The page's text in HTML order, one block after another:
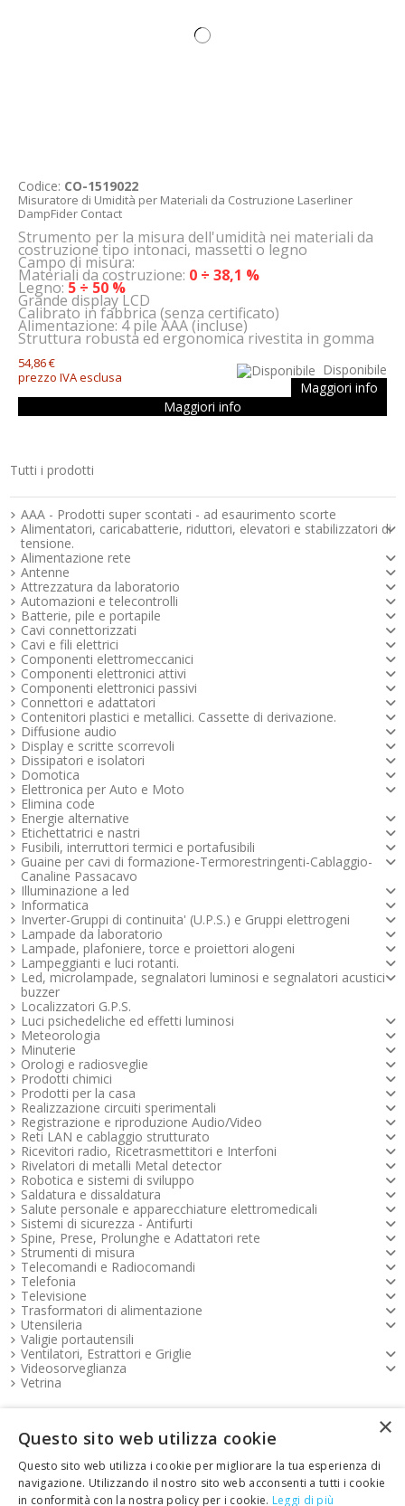
Codice: CO-1519022
Misuratore di Umidità per Materiali da Costruzione Laserliner
DampFider Contact
Strumento per la misura dell'umidità nei materiali da
costruzione tipo intonaci, massetti o legno
Campo di misura:
Materiali da costruzione: 0 ÷ 38,1 %
Legno:5 ÷ 50 %
Grande display LCD
Calibrato in fabbrica (senza certificato)
Alimentazione: 4 pile AAA (incluse)
Struttura robusta ed ergonomica rivestita in gomma
54,86 €
prezzo IVA esclusa
Disponibile
Maggiori info
Maggiori info
Tutti i prodotti
AAA - Prodotti super scontati - ad esaurimento scorte
Alimentatori, caricabatterie, riduttori, elevatori e stabilizzatori di
tensione.
Alimentazione rete
Antenne
Attrezzatura da laboratorio
Automazioni e telecontrolli
Batterie, pile e portapile
Cavi connettorizzati
Cavi e fili elettrici
Componenti elettromeccanici
Componenti elettronici attivi
Componenti elettronici passivi
Connettori e adattatori
Contenitori plastici e metallici. Cassette di derivazione.
Diffusione audio
Display e scritte scorrevoli
Dissipatori e isolatori
Domotica
Elettronica per Auto e Moto
Elimina code
Energie alternative
Etichettatrici e nastri
Fusibili, interruttori termici e portafusibili
Guaine per cavi di formazione-Termorestringenti-Cablaggio-
Canaline Passacavo
Illuminazione a led
Informatica
Inverter-Gruppi di continuita' (U.P.S.) e Gruppi elettrogeni
Lampade da laboratorio
Lampade, plafoniere, torce e proiettori alogeni
Lampeggianti e luci rotanti.
Led, microlampade, segnalatori luminosi e segnalatori acustici -
buzzer
Localizzatori G.P.S.
Luci psichedeliche ed effetti luminosi
Meteorologia
Minuterie
Orologi e radiosveglie
Prodotti chimici
Prodotti per la casa
Realizzazione circuiti sperimentali
Registrazione e riproduzione Audio/Video
Reti LAN e cablaggio strutturato
Ricevitori radio, Ricetrasmettitori e Interfoni
Rivelatori di metalli Metal detector
Robotica e sistemi di sviluppo
Saldatura e dissaldatura
Salute personale e apparecchiature elettromedicali
Sistemi di sicurezza - Antifurti
Spine, Prese, Prolunghe e Adattatori rete
Strumenti di misura
Telecomandi e Radiocomandi
Telefonia
Televisione
Trasformatori di alimentazione
Utensileria
Valigie portautensili
Ventilatori, Estrattori e Griglie
Videosorveglianza
Vetrina
Pagamenti FOOTER
Copyright e contatti FOOTER
×
Questo sito web utilizza cookie
Questo sito web utilizza i cookie per migliorare la tua esperienza di
navigazione. Utilizzando il nostro sito web acconsenti a tutti i cookie
in conformità con la nostra policy per i cookie. Leggi di più